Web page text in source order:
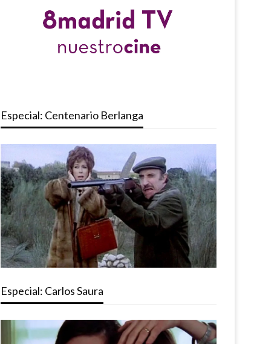
Especial: Centenario Berlanga
Especial: Carlos Saura